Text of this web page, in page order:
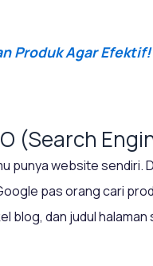
Produk Agar Efektif!
(Search
punya website sendiri.
pas orang cari
blog, dan judul halaman